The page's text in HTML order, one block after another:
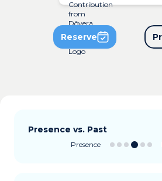
Reserve
Presence vs. Past
Presence